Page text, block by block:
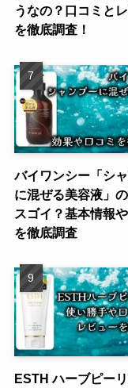
うなの？口コミと
を徹底調査！
バイワンシー「シ
に混ぜる美容液」
スゴイ？基本情報
を徹底調査
ESTH ハーブピー